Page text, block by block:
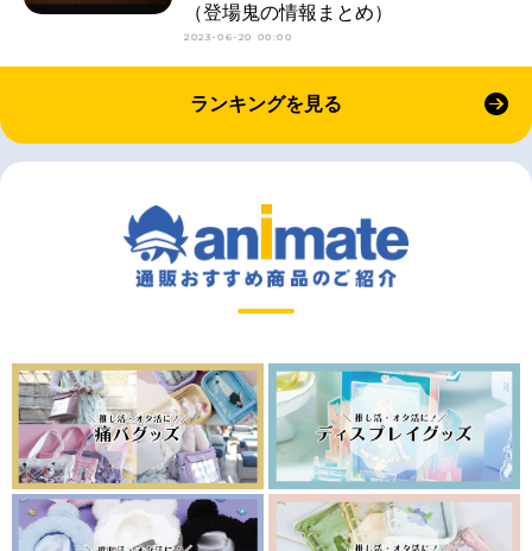
（登場鬼の情報まとめ）
2023-06-20 00:00
ランキングを見る